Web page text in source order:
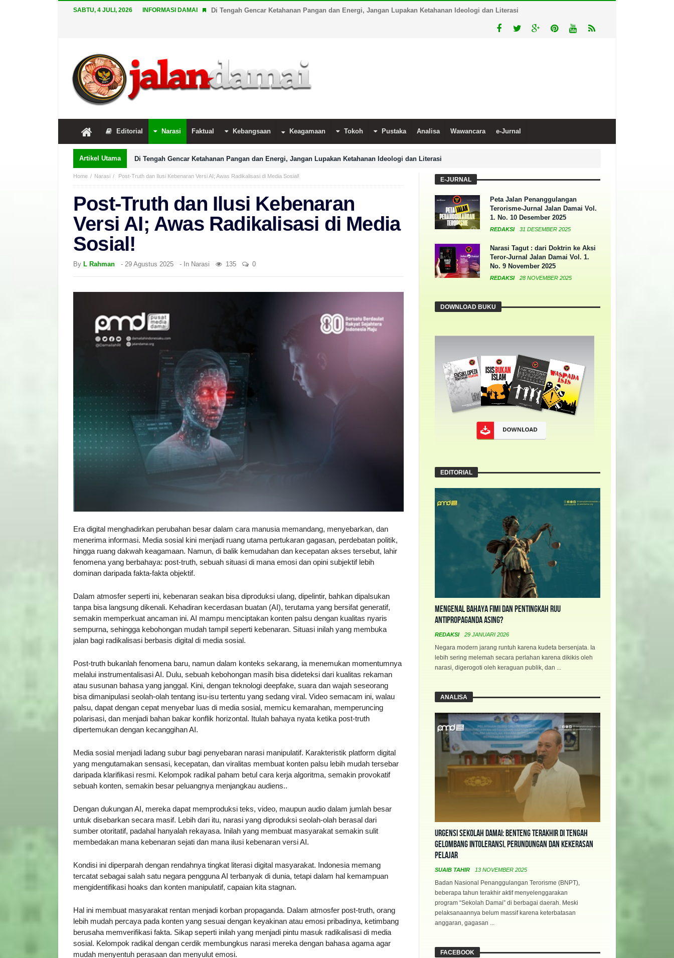
SABTU, 4 JULI, 2026 INFORMASI DAMAI Di Tengah Gencar Ketahanan Pangan dan Energi, Jangan Lupakan Ketahanan Ideologi dan Literasi
Editorial Narasi Faktual Kebangsaan Keagamaan Tokoh Pustaka Analisa Wawancara e-Jurnal
Artikel Utama Di Tengah Gencar Ketahanan Pangan dan Energi, Jangan Lupakan Ketahanan Ideologi dan Literasi
Home Narasi Post-Truth dan Ilusi Kebenaran Versi AI; Awas Radikalisasi di Media Sosial!
Post-Truth dan Ilusi Kebenaran
Versi AI; Awas Radikalisasi di Media
Sosial!
By L Rahman - 29 Agustus 2025 - In Narasi 135 0
Era digital menghadirkan perubahan besar dalam cara manusia memandang, menyebarkan, dan
menerima informasi. Media sosial kini menjadi ruang utama pertukaran gagasan, perdebatan politik,
hingga ruang dakwah keagamaan. Namun, di balik kemudahan dan kecepatan akses tersebut, lahir
fenomena yang berbahaya: post-truth, sebuah situasi di mana emosi dan opini subjektif lebih
dominan daripada fakta-fakta objektif.
Dalam atmosfer seperti ini, kebenaran seakan bisa diproduksi ulang, dipelintir, bahkan dipalsukan
tanpa bisa langsung dikenali. Kehadiran kecerdasan buatan (AI), terutama yang bersifat generatif,
semakin memperkuat ancaman ini. AI mampu menciptakan konten palsu dengan kualitas nyaris
sempurna, sehingga kebohongan mudah tampil seperti kebenaran. Situasi inilah yang membuka
jalan bagi radikalisasi berbasis digital di media sosial.
Post-truth bukanlah fenomena baru, namun dalam konteks sekarang, ia menemukan momentumnya
melalui instrumentalisasi AI. Dulu, sebuah kebohongan masih bisa dideteksi dari kualitas rekaman
atau susunan bahasa yang janggal. Kini, dengan teknologi deepfake, suara dan wajah seseorang
bisa dimanipulasi seolah-olah tentang isu-isu tertentu yang sedang viral. Video semacam ini, walau
palsu, dapat dengan cepat menyebar luas di media sosial, memicu kemarahan, memperuncing
polarisasi, dan menjadi bahan bakar konflik horizontal. Itulah bahaya nyata ketika post-truth
dipertemukan dengan kecanggihan AI.
Media sosial menjadi ladang subur bagi penyebaran narasi manipulatif. Karakteristik platform digital
yang mengutamakan sensasi, kecepatan, dan viralitas membuat konten palsu lebih mudah tersebar
daripada klarifikasi resmi. Kelompok radikal paham betul cara kerja algoritma, semakin provokatif
sebuah konten, semakin besar peluangnya menjangkau audiens..
Dengan dukungan AI, mereka dapat memproduksi teks, video, maupun audio dalam jumlah besar
untuk disebarkan secara masif. Lebih dari itu, narasi yang diproduksi seolah-olah berasal dari
sumber otoritatif, padahal hanyalah rekayasa. Inilah yang membuat masyarakat semakin sulit
membedakan mana kebenaran sejati dan mana ilusi kebenaran versi AI.
Kondisi ini diperparah dengan rendahnya tingkat literasi digital masyarakat. Indonesia memang
tercatat sebagai salah satu negara pengguna AI terbanyak di dunia, tetapi dalam hal kemampuan
mengidentifikasi hoaks dan konten manipulatif, capaian kita stagnan.
Hal ini membuat masyarakat rentan menjadi korban propaganda. Dalam atmosfer post-truth, orang
lebih mudah percaya pada konten yang sesuai dengan keyakinan atau emosi pribadinya, ketimbang
berusaha memverifikasi fakta. Sikap seperti inilah yang menjadi pintu masuk radikalisasi di media
sosial. Kelompok radikal dengan cerdik membungkus narasi mereka dengan bahasa agama agar
mudah menyentuh perasaan dan menyulut emosi.
E-JURNAL
Peta Jalan Penanggulangan
Terorisme-Jurnal Jalan Damai Vol.
1. No. 10 Desember 2025
REDAKSI 31 DESEMBER 2025
Narasi Tagut : dari Doktrin ke Aksi
Teror-Jurnal Jalan Damai Vol. 1.
No. 9 November 2025
REDAKSI 28 NOVEMBER 2025
DOWNLOAD BUKU
EDITORIAL
Mengenal Bahaya FIMI dan Pentingkah RUU
Antipropaganda Asing?
REDAKSI 29 JANUARI 2026
Negara modern jarang runtuh karena kudeta bersenjata. Ia
lebih sering melemah secara perlahan karena dikikis oleh
narasi, digerogoti oleh keraguan publik, dan ...
ANALISA
Urgensi Sekolah Damai: Benteng Terakhir di Tengah
Gelombang Intoleransi, Perundungan dan Kekerasan
Pelajar
SUAIB TAHIR 13 NOVEMBER 2025
Badan Nasional Penanggulangan Terorisme (BNPT),
beberapa tahun terakhir aktif menyelenggarakan
program “Sekolah Damai” di berbagai daerah. Meski
pelaksanaannya belum massif karena keterbatasan
anggaran, gagasan ...
FACEBOOK